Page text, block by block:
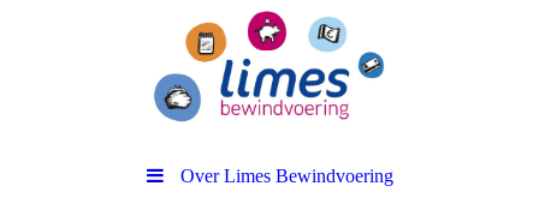
Over Limes Bewindvoering